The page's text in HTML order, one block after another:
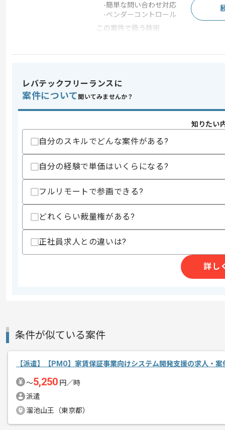
-簡単な問い合わせ対応
-ベンダーコントロール
この案件で扱う技術
特徴
スキル
・アプリケーション開発経験(クラウド
・英語での実務経験
上記に似た経験やスキルをお持ちであれば申
レバテックでの実績がある企業の案件
スキルアップされたい方、長期的に参
レバテックフリーランスに
案件について 聞いてみませんか？
知りたい
自分のスキルでどんな案件がある?
自分の経験で単価はいくらになる?
フルリモートで参画できる?
どれくらい裁量権がある?
正社員求人との違いは?
詳し
条件が似ている案件
【派遣】【PMO】家賃保証事業向けシステム開発支援の求人・案
〜5,250 円／時
派遣
溜池山王（東京都）